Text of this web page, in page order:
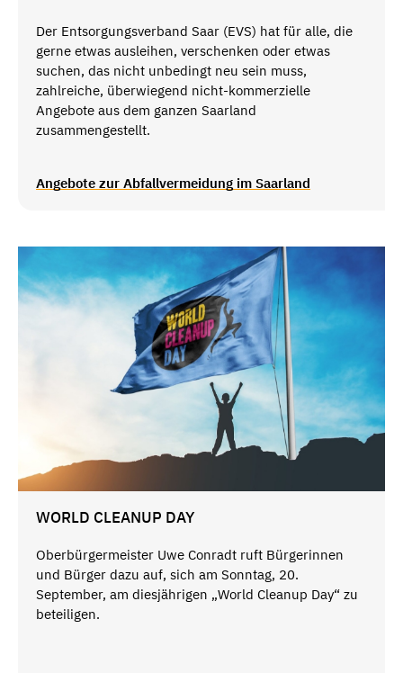
Der Entsorgungsverband Saar (EVS) hat für alle, die
gerne etwas ausleihen, verschenken oder etwas
suchen, das nicht unbedingt neu sein muss,
zahlreiche, überwiegend nicht-kommerzielle
Angebote aus dem ganzen Saarland
zusammengestellt.
Angebote zur Abfallvermeidung im Saarland
WORLD CLEANUP DAY
Oberbürgermeister Uwe Conradt ruft Bürgerinnen
und Bürger dazu auf, sich am Sonntag, 20.
September, am diesjährigen „World Cleanup Day“ zu
beteiligen.